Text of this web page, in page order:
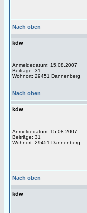
Nach oben
kdw
Anmeldedatum: 15.08.2007
Beiträge: 31
Wohnort: 29451 Dannenberg
Nach oben
kdw
Anmeldedatum: 15.08.2007
Beiträge: 31
Wohnort: 29451 Dannenberg
Nach oben
kdw